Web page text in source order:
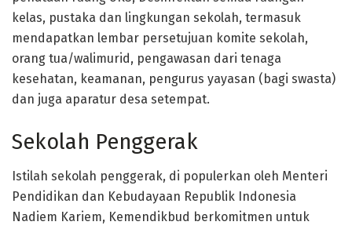
kelas, pustaka dan lingkungan sekolah, termasuk
mendapatkan lembar persetujuan komite sekolah,
orang tua/walimurid, pengawasan dari tenaga
kesehatan, keamanan, pengurus yayasan (bagi swasta)
dan juga aparatur desa setempat.
Sekolah Penggerak
Istilah sekolah penggerak, di populerkan oleh Menteri
Pendidikan dan Kebudayaan Republik Indonesia
Nadiem Kariem, Kemendikbud berkomitmen untuk